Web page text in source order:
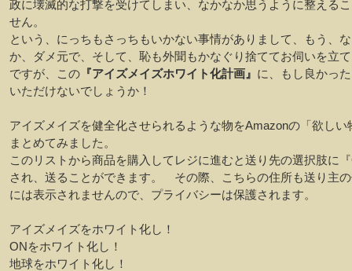
政に壊滅的な打撃を受けてしまい、なかなか思うように整える
せん。
という、にっちもさっちもいかない事情がありまして、もう、
か、ダメ元で、そして、恥も外聞もかなぐり捨ててお伺いを立
ですが、この 『アイズメイズホワイト化計画』 に、もし良かっ
いただけないでしょうか！
アイズメイズを健全化させられるような物をAmazonの「欲しい
まとめてみました。
このリストから商品を購入してレジに進むと送り先の選択肢に
され、送ることができます。 その際、こちらの住所も送り主
には表示されませんので、プライバシーは保護されます。
アイズメイズをホワイト化し！
ONをホワイト化し！
地球をホワイト化し！